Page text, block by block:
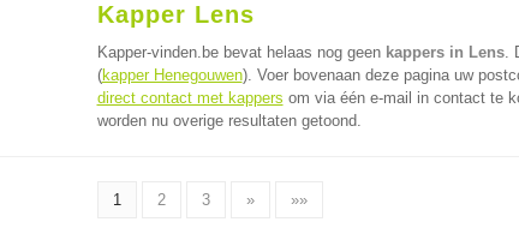
Kapper Lens
Kapper-vinden.be bevat helaas nog geen kappers in Lens.
(kapper Henegouwen). Voer bovenaan deze pagina uw
direct contact met kappers om via één e-mail in contact te
worden nu overige resultaten getoond.
1 2 3 » »»